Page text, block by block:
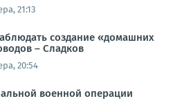
21:13
создание «домашних
– Сладков
20:54
военной операции